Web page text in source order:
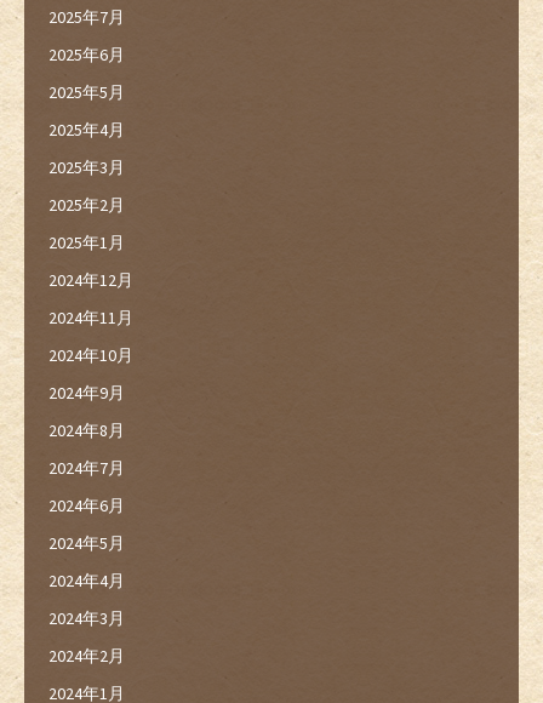
2025年7月
2025年6月
2025年5月
2025年4月
2025年3月
2025年2月
2025年1月
2024年12月
2024年11月
2024年10月
2024年9月
2024年8月
2024年7月
2024年6月
2024年5月
2024年4月
2024年3月
2024年2月
2024年1月